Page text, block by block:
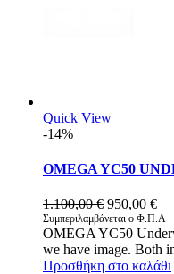
Quick View
-14%
OMEGA YC50
1.100,00€ Original
price
was:
1.100,00 €.
950,00 €Η
Συμπεριλαμβάνεται ο Φ.Π.Α
OMEGA YC50
we have image. Both
Προσθήκη στο καλάθι